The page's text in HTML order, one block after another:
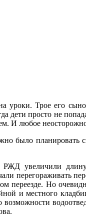
уроки. Трое его
дети просто не
И любое
было
увеличили длину
перегораживать
переезде. Но
и местного